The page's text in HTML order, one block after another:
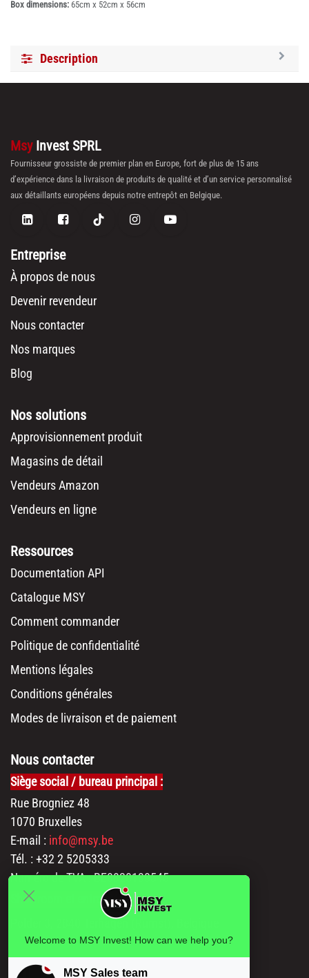
Box dimensions: 65cm x 52cm x 56cm
Description
Msy Invest SPRL
Fournisseur grossiste de premier plan en Europe, fort de plus de 15 ans
d’expérience dans la livraison de produits de qualité et d’un service personnalisé
aux détaillants européens depuis notre entrepôt en Belgique.
Entreprise
À propos de nous
Devenir revendeur
Nous contacter
Nos marques
Blog
Nos solutions
Approvisionnement produit
Magasins de détail
Vendeurs Amazon
Vendeurs en ligne
Ressources
Documentation API
Catalogue MSY
Comment commander
Politique de confidentialité
Mentions légales
Conditions générales
Modes de livraison et de paiement
Nous contacter
Siège social / bureau principal :
Rue Brogniez 48
1070 Bruxelles
E-mail : info@msy.be
Tél. : +32 2 5205333
Numéro de TVA : BE0820130545
Showroom et entrepôt :
Polder 3, 2840 Terhagen (Rumst), Belgique
Welcome to MSY Invest! How can we help you?
MSY Sales team